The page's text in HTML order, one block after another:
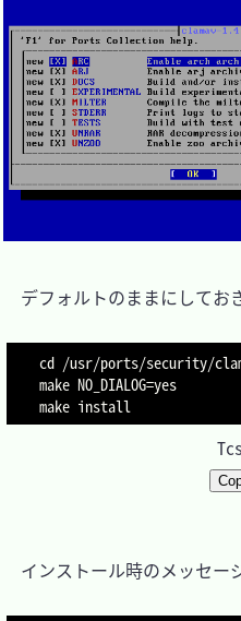
デフォルトのままにしてお
cd /usr/ports/security/
make NO_DIALOG=yes
make install
インストール時のメッセー